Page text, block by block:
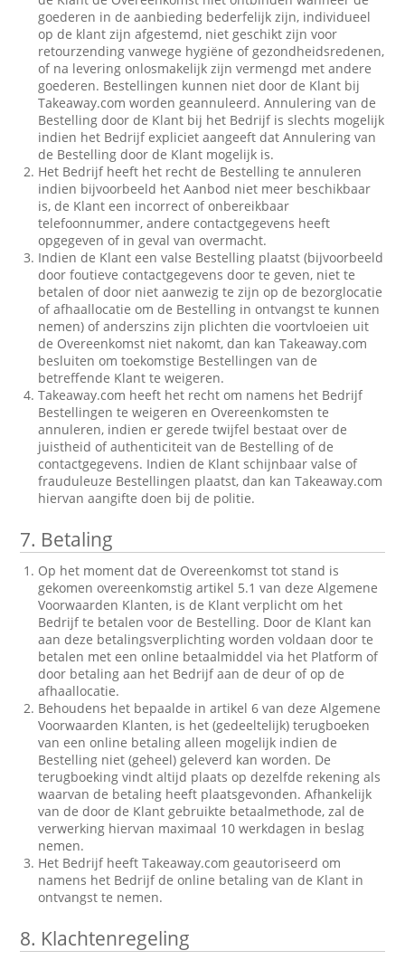
goederen in de aanbieding bederfelijk zijn, individueel
op de klant zijn afgestemd, niet geschikt zijn voor
retourzending vanwege hygiëne of gezondheidsredenen,
of na levering onlosmakelijk zijn vermengd met andere
goederen. Bestellingen kunnen niet door de Klant bij
Takeaway.com worden geannuleerd. Annulering van de
Bestelling door de Klant bij het Bedrijf is slechts mogelijk
indien het Bedrijf expliciet aangeeft dat Annulering van
de Bestelling door de Klant mogelijk is.
Het Bedrijf heeft het recht de Bestelling te annuleren
indien bijvoorbeeld het Aanbod niet meer beschikbaar
is, de Klant een incorrect of onbereikbaar
telefoonnummer, andere contactgegevens heeft
opgegeven of in geval van overmacht.
Indien de Klant een valse Bestelling plaatst (bijvoorbeeld
door foutieve contactgegevens door te geven, niet te
betalen of door niet aanwezig te zijn op de bezorglocatie
of afhaallocatie om de Bestelling in ontvangst te kunnen
nemen) of anderszins zijn plichten die voortvloeien uit
de Overeenkomst niet nakomt, dan kan Takeaway.com
besluiten om toekomstige Bestellingen van de
betreffende Klant te weigeren.
Takeaway.com heeft het recht om namens het Bedrijf
Bestellingen te weigeren en Overeenkomsten te
annuleren, indien er gerede twijfel bestaat over de
juistheid of authenticiteit van de Bestelling of de
contactgegevens. Indien de Klant schijnbaar valse of
frauduleuze Bestellingen plaatst, dan kan Takeaway.com
hiervan aangifte doen bij de politie.
7. Betaling
Op het moment dat de Overeenkomst tot stand is
gekomen overeenkomstig artikel 5.1 van deze Algemene
Voorwaarden Klanten, is de Klant verplicht om het
Bedrijf te betalen voor de Bestelling. Door de Klant kan
aan deze betalingsverplichting worden voldaan door te
betalen met een online betaalmiddel via het Platform of
door betaling aan het Bedrijf aan de deur of op de
afhaallocatie.
Behoudens het bepaalde in artikel 6 van deze Algemene
Voorwaarden Klanten, is het (gedeeltelijk) terugboeken
van een online betaling alleen mogelijk indien de
Bestelling niet (geheel) geleverd kan worden. De
terugboeking vindt altijd plaats op dezelfde rekening als
waarvan de betaling heeft plaatsgevonden. Afhankelijk
van de door de Klant gebruikte betaalmethode, zal de
verwerking hiervan maximaal 10 werkdagen in beslag
nemen.
Het Bedrijf heeft Takeaway.com geautoriseerd om
namens het Bedrijf de online betaling van de Klant in
ontvangst te nemen.
8. Klachtenregeling